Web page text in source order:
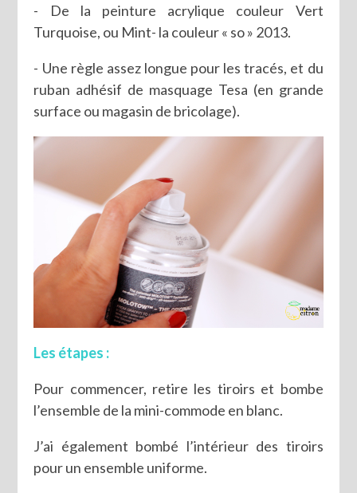
- De la peinture acrylique couleur Vert
Turquoise, ou Mint- la couleur « so » 2013.
- Une règle assez longue pour les tracés, et du
ruban adhésif de masquage Tesa (en grande
surface ou magasin de bricolage).
Les étapes :
Pour commencer, retire les tiroirs et bombe
l’ensemble de la mini-commode en blanc.
J’ai également bombé l’intérieur des tiroirs
pour un ensemble uniforme.